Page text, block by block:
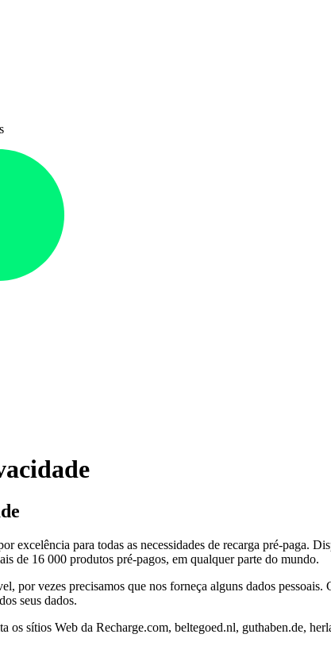
excelência para todas as necessidades de recarga pré-paga.
de 16 000 produtos pré-pagos, em qualquer parte do mundo.
por vezes precisamos que nos forneça alguns dados
seus dados.
os sítios Web da Recharge.com, beltegoed.nl, guthaben.de,